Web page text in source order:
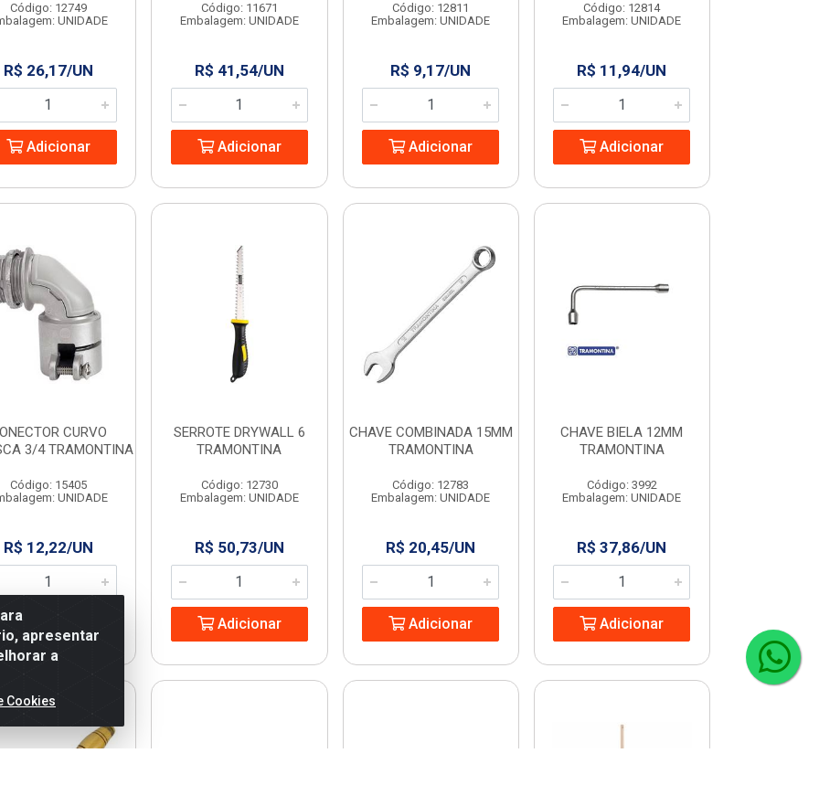
Código: 12749
UNIDADE
R$ 26,17/UN
Adicionar
Código: 11671
Embalagem: UNIDADE
R$ 41,54/UN
Adicionar
Código: 12811
Embalagem: UNIDADE
R$ 9,17/UN
Adicionar
Código: 12814
Embalagem: UNIDADE
R$ 11,94/UN
Adicionar
CURVO
3/4 TRAMONTINA
Código: 15405
UNIDADE
R$ 12,22/UN
Adicionar
SERROTE DRYWALL 6
TRAMONTINA
Código: 12730
Embalagem: UNIDADE
R$ 50,73/UN
Adicionar
CHAVE COMBINADA 15MM
TRAMONTINA
Código: 12783
Embalagem: UNIDADE
R$ 20,45/UN
Adicionar
CHAVE BIELA 12MM
TRAMONTINA
Código: 3992
Embalagem: UNIDADE
R$ 37,86/UN
Adicionar
apresentar
a
Cookies